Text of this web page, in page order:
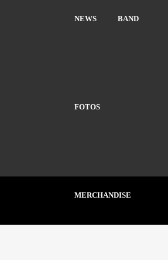
NEWS BAND
FOTOS
MERCHANDISE